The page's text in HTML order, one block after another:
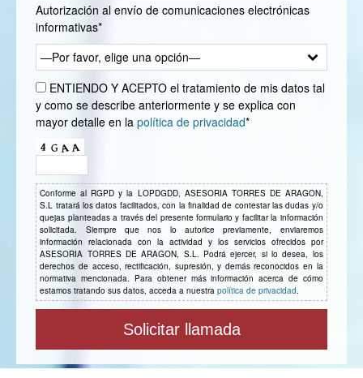
Autorización al envío de comunicaciones electrónicas
informativas*
—Por favor, elige una opción—
ENTIENDO Y ACEPTO el tratamiento de mis datos tal
y como se describe anteriormente y se explica con
mayor detalle en lapolítica de privacidad*
Conforme al RGPD y la LOPDGDD, ASESORIA TORRES DE ARAGON,
S.L tratará los datos facilitados, con la finalidad de contestar las dudas y/o
quejas planteadas a través del presente formulario y facilitar la información
solicitada. Siempre que nos lo autorice previamente, enviaremos
información relacionada con la actividad y los servicios ofrecidos por
ASESORIA TORRES DE ARAGON, S.L. Podrá ejercer, si lo desea, los
derechos de acceso, rectificación, supresión, y demás reconocidos en la
normativa mencionada. Para obtener más información acerca de cómo
estamos tratando sus datos, acceda a nuestrapolítica de privacidad.